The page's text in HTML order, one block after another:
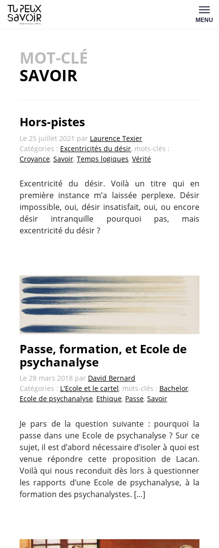
Aller
au
MENU
MOT-CLÉ
SAVOIR
Hors-pistes
Le 25 juillet 2021 par Laurence Texier
Catégories : Excentricités du désir, mots-clés :
Croyance, Savoir, Temps logiques, Vérité
Excentricité du désir. Voilà un titre qui en
première instance m’a laissée perplexe. Désir
impossible, oui, désir insatisfait, oui, ou encore
désir intranquille pourquoi pas, mais
excentricité du désir ?
Passe, formation, et Ecole de
psychanalyse
Le 28 mars 2018 par David Bernard
Catégories : L'Ecole et le cartel, mots-clés : Bachelor,
Ecole de psychanalyse, Ethique, Passe, Savoir
Je pars de la question suivante : pourquoi la
passe dans une Ecole de psychanalyse ? Sur ce
sujet, il est d’abord nécessaire d’isoler à quoi est
venue répondre cette proposition de Lacan.
Voilà qui nous reconduit dès lors à questionner
les rapports d’une Ecole de psychanalyse, à la
formation des psychanalystes. […]